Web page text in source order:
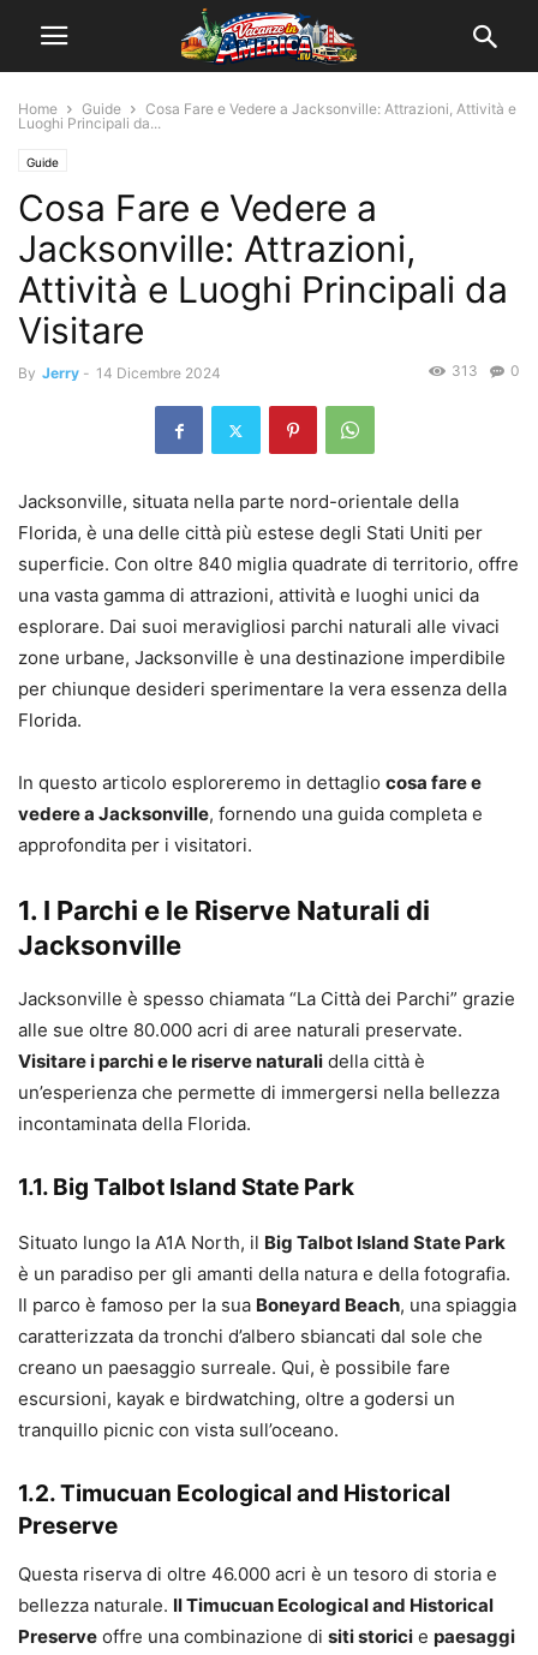
Home Guide
Cosa Fare e Vedere a Jacksonville: Attrazioni, Attività e
Luoghi Principali da...
Guide
Cosa Fare e Vedere a
Jacksonville: Attrazioni,
Attività e Luoghi Principali da
Visitare
By Jerry - 14 Dicembre 2024 0
313
Jacksonville, situata nella parte nord-orientale della
Florida, è una delle città più estese degli Stati Uniti per
superficie. Con oltre 840 miglia quadrate di territorio, offre
una vasta gamma di attrazioni, attività e luoghi unici da
esplorare. Dai suoi meravigliosi parchi naturali alle vivaci
zone urbane, Jacksonville è una destinazione imperdibile
per chiunque desideri sperimentare la vera essenza della
Florida.
In questo articolo esploreremo in dettaglio cosa fare e
vedere a Jacksonville, fornendo una guida completa e
approfondita per i visitatori.
1. I Parchi e le Riserve Naturali di
Jacksonville
Jacksonville è spesso chiamata “La Città dei Parchi” grazie
alle sue oltre 80.000 acri di aree naturali preservate.
Visitare i parchi e le riserve naturali della città è
un’esperienza che permette di immergersi nella bellezza
incontaminata della Florida.
1.1. Big Talbot Island State Park
Situato lungo la A1A North, il Big Talbot Island State Park
è un paradiso per gli amanti della natura e della fotografia.
Il parco è famoso per la sua Boneyard Beach, una spiaggia
caratterizzata da tronchi d’albero sbiancati dal sole che
creano un paesaggio surreale. Qui, è possibile fare
escursioni, kayak e birdwatching, oltre a godersi un
tranquillo picnic con vista sull’oceano.
1.2. Timucuan Ecological and Historical
Preserve
Questa riserva di oltre 46.000 acri è un tesoro di storia e
bellezza naturale. Il Timucuan Ecological and Historical
Preserve offre una combinazione di siti storici e paesaggi